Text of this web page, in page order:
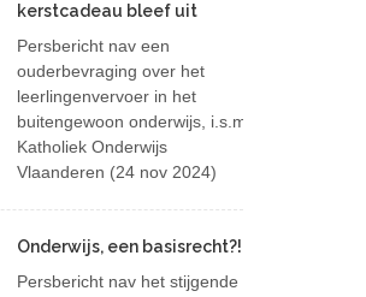
kerstcadeau bleef uit
Persbericht nav een
ouderbevraging over het
leerlingenvervoer in het
buitengewoon onderwijs, i.s.m.
Katholiek Onderwijs
Vlaanderen (24 nov 2024)
Onderwijs, een basisrecht?!
Persbericht nav het stijgende